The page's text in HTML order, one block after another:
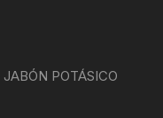
POTÁSICO